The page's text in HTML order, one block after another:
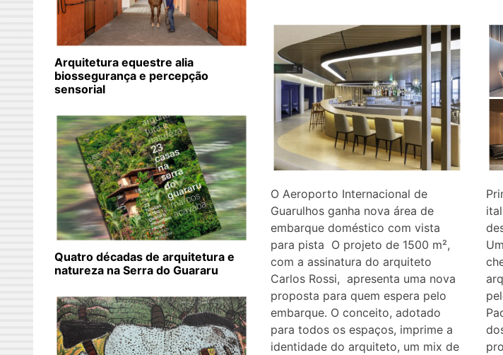
O Aeroporto Internacional de
Guarulhos ganha nova área de
embarque doméstico com vista
para pista O projeto de 1500 m²,
com a assinatura do arquiteto
Carlos Rossi, apresenta uma nova
proposta para quem espera pelo
embarque. O conceito, adotado
para todos os espaços, imprime a
identidade do arquiteto, um mix de
Arquitetura equestre alia
biossegurança e percepção
sensorial
Quatro décadas de arquitetura e
natureza na Serra do Guararu